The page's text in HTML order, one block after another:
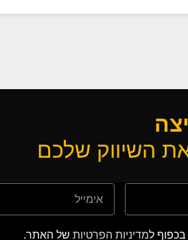
השיווק שלכם
למדיניות הפרטיות של האתר.